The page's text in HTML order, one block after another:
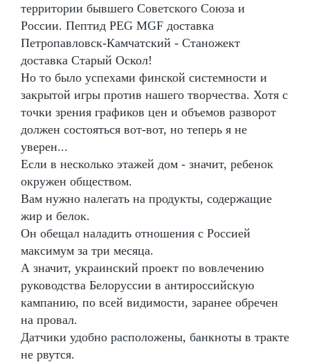
территории бывшего Советского Союза и
России. Пептид PEG MGF доставка
Петропавловск-Камчатский - Станожект
доставка Старый Оскол!
Но то было успехами финской системности и
закрытой игры против нашего творчества. Хотя с
точки зрения графиков цен и объемов разворот
должен состояться вот-вот, но теперь я не
уверен...
Если в несколько этажей дом - значит, ребенок
окружен обществом.
Вам нужно налегать на продукты, содержащие
жир и белок.
Он обещал наладить отношения с Россией
максимум за три месяца.
А значит, украинский проект по вовлечению
руководства Белоруссии в антироссийскую
кампанию, по всей видимости, заранее обречен
на провал.
Датчики удобно расположены, банкноты в тракте
не рвутся.